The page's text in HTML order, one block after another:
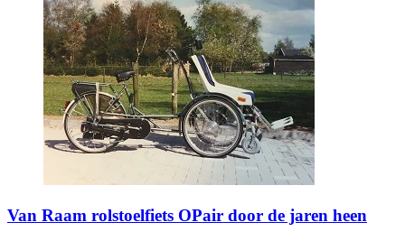
Van Raam rolstoelfiets OPair door de jaren heen